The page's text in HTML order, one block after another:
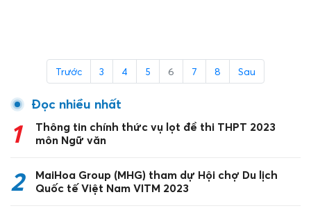
Trước 3 4 5 6 7 8 Sau
Đọc nhiều nhất
1
Thông tin chính thức vụ lọt đề thi THPT 2023
môn Ngữ văn
2
MaiHoa Group (MHG) tham dự Hội chợ Du lịch
Quốc tế Việt Nam VITM 2023